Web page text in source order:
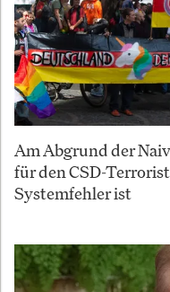
Am Abgrund der
für den CSD-
Systemfehler ist